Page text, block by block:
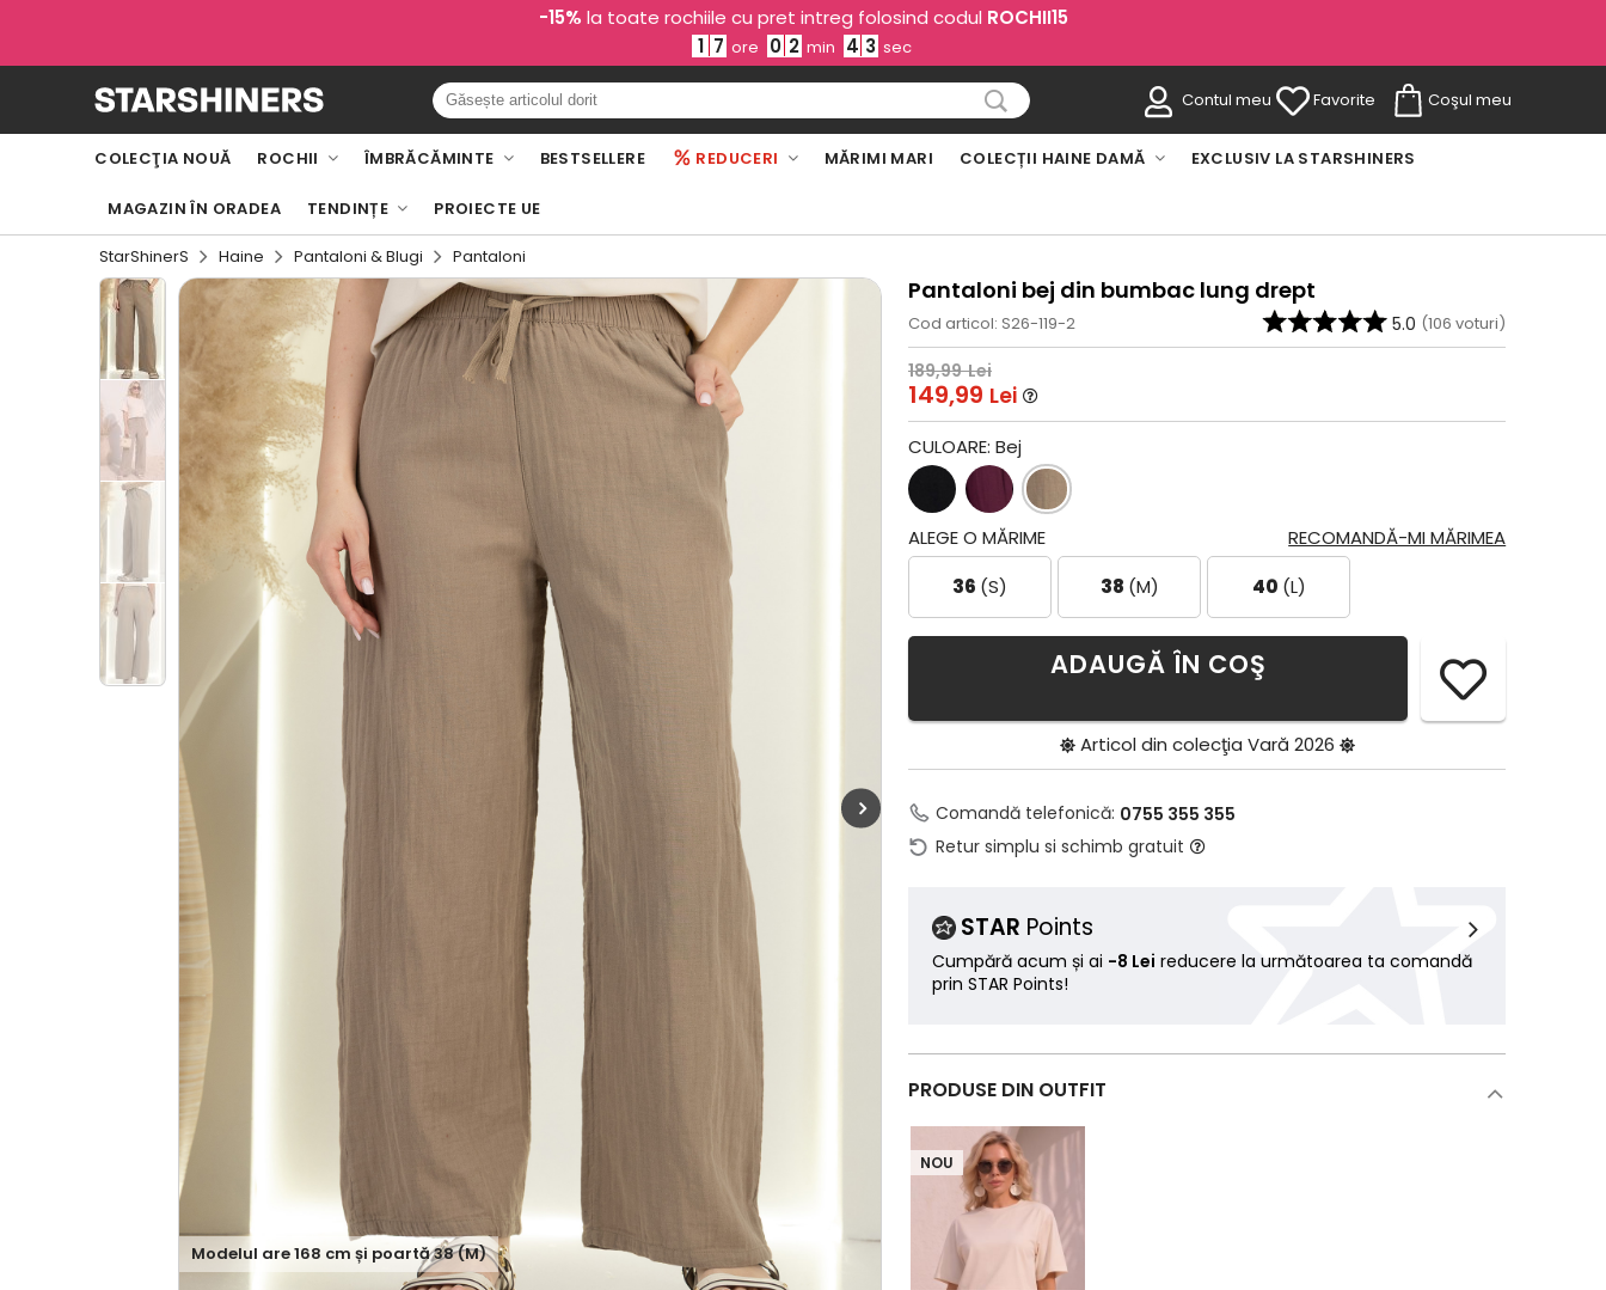
-15% la toate rochiile cu pret intreg folosind codul ROCHII15
1 7 ore 0 2 min 4 1 sec
Contul meu Favorite Coşul meu
COLECŢIA NOUĂ ROCHII ÎMBRĂCĂMINTE BESTSELLERE REDUCERI MĂRIMI MARI COLECȚII HAINE DAMĂ EXCLUSIV LA STARSHINERS
MAGAZIN ÎN ORADEA TENDINȚE PROIECTE UE
StarShinerS Haine Pantaloni & Blugi Pantaloni
Modelul are168 cm și poartă38 (M)
Pantaloni bej din bumbac lung drept
Cod articol: S26-119-2 5.0 (106 voturi)
189,99 Lei
149,99 Lei
CULOARE:Bej
RECOMANDĂ-MI MĂRIMEA
ALEGE O MĂRIME
36 (S) 38 (M) 40 (L)
ADAUGĂ ÎN COŞ
Articol din colecţia Vară 2026
Comandă telefonică: 0755 355 355
Retur simplu si schimb gratuit
STAR Points
Cumpără acum și ai -8 Lei reducere la următoarea ta comandă
prin STAR Points!
PRODUSE DIN OUTFIT
NOU